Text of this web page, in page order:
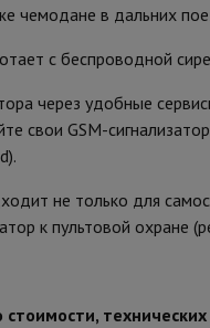
чемодане в дальних
с беспроводной
через удобные
свои GSM-
не только для
к пультовой охране